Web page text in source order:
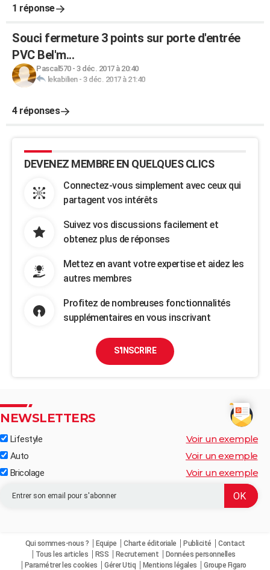
1 réponse
Souci fermeture 3 points sur porte d'entrée
PVC Bel'm...
Pascal570- 3 déc. 2017 à 20:40
lekabilien- 3 déc. 2017 à 21:40
4 réponses
DEVENEZ MEMBRE EN QUELQUES CLICS
Connectez-vous simplement avec ceux qui
partagent vos intérêts
Suivez vos discussions facilement et
obtenez plus de réponses
Mettez en avant votre expertise et aidez les
autres membres
Profitez de nombreuses fonctionnalités
supplémentaires en vous inscrivant
S'INSCRIRE
NEWSLETTERS
Lifestyle Voir un exemple
Auto Voir un exemple
Bricolage Voir un exemple
Qui sommes-nous ? Equipe Charte éditoriale Publicité
Contact
Tous les articles
RSS Recrutement
Données personnelles
Paramétrer les cookies
Gérer Utiq Mentions légales Groupe Figaro